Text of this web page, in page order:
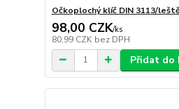
Očkoplochý klíč DIN 3113/
98,00 CZK/ks
80,99 CZK bez DPH
Přidat do